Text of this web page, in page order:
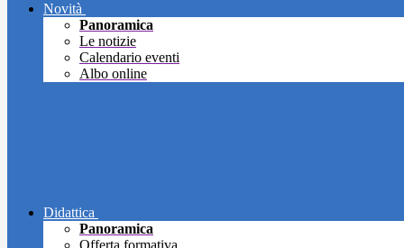
Novità
Panoramica
Le notizie
Calendario eventi
Albo online
Didattica
Panoramica